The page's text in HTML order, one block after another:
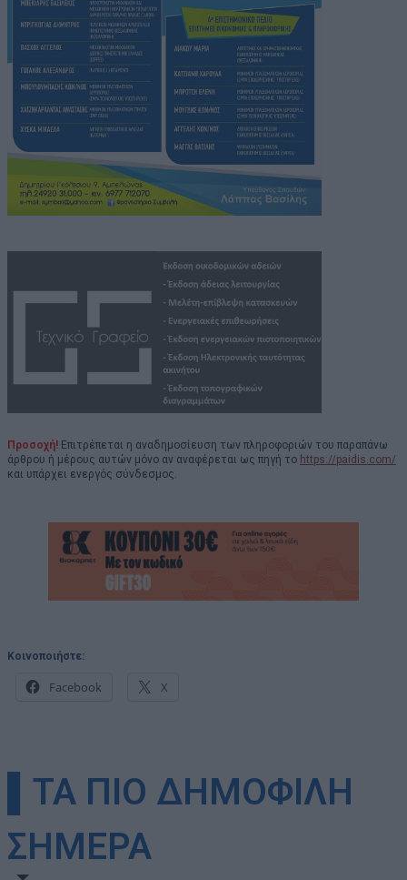
Προσοχή! Επιτρέπεται η αναδημοσίευση των πληροφοριών του παραπάνω
άρθρου ή μέρους αυτών μόνο αν αναφέρεται ως πηγή το https://paidis.com/
και υπάρχει ενεργός σύνδεσμος.
Κοινοποιήστε:
Facebook X
▌ΤΑ ΠΙΟ ΔΗΜΟΦΙΛΗ
ΣΗΜΕΡΑ